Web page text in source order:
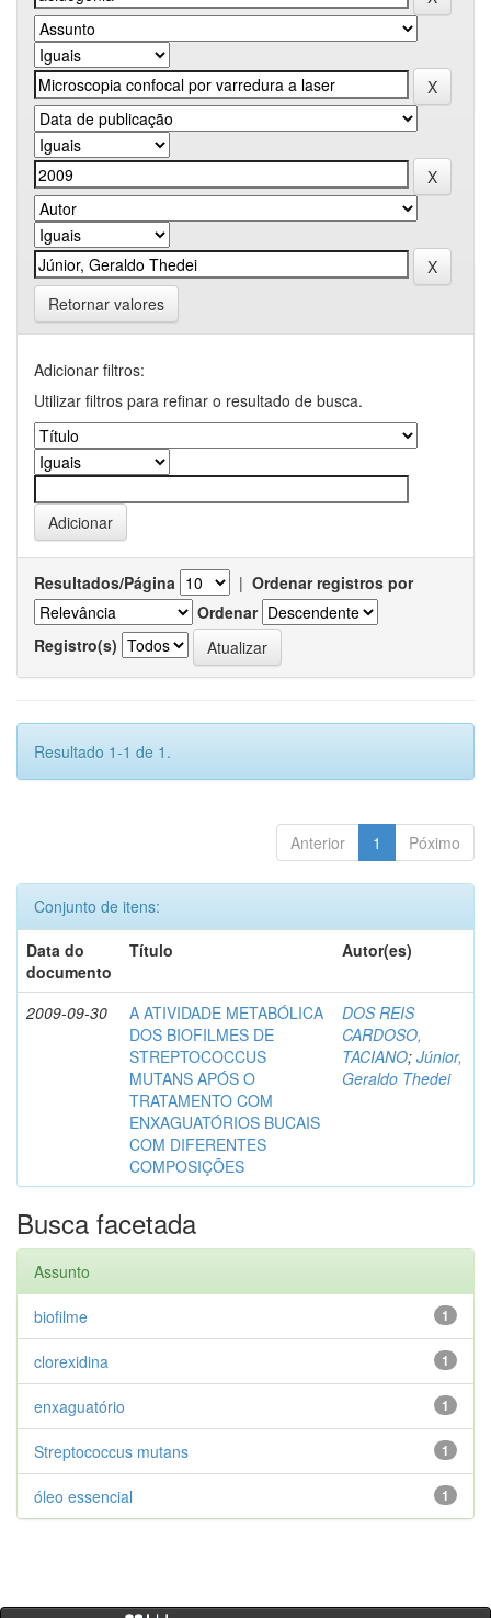
Retornar valores
Adicionar filtros:
Utilizar filtros para refinar o resultado de busca.
Resultados/Página | Ordenar registros por
Ordenar
Registro(s)
Resultado 1-1 de 1.
Anterior 1 Póximo
Conjunto de itens:
Data do
documento
Título Autor(es)
2009-09-30
A ATIVIDADE METABÓLICA
DOS BIOFILMES DE
STREPTOCOCCUS
MUTANS APÓS O
TRATAMENTO COM
ENXAGUATÓRIOS BUCAIS
COM DIFERENTES
COMPOSIÇÕES
DOS REIS
CARDOSO,
TACIANO; Júnior,
Geraldo Thedei
Busca facetada
Assunto
1
biofilme
1
clorexidina
1
enxaguatório
1
Streptococcus mutans
1
óleo essencial